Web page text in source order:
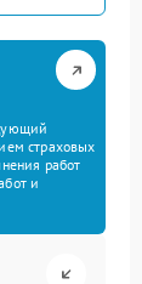
страховых
работ
и